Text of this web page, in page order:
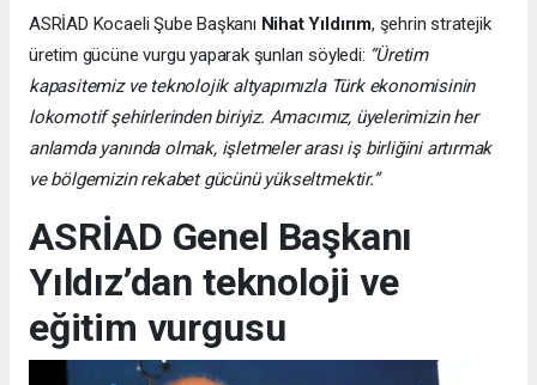
ASRİAD Kocaeli Şube Başkanı Nihat Yıldırım, şehrin stratejik
üretim gücüne vurgu yaparak şunları söyledi: “Üretim
kapasitemiz ve teknolojik altyapımızla Türk ekonomisinin
lokomotif şehirlerinden biriyiz. Amacımız, üyelerimizin her
anlamda yanında olmak, işletmeler arası iş birliğini artırmak
ve bölgemizin rekabet gücünü yükseltmektir.”
ASRİAD Genel Başkanı
Yıldız’dan teknoloji ve
eğitim vurgusu